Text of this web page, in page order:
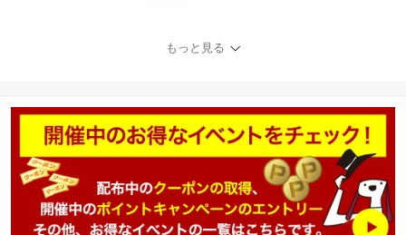
モンサン コカ・イ・フィ
ト トニ・コカ 最高樹齢7
アンドレアス・ラーショ
成
もっと見る